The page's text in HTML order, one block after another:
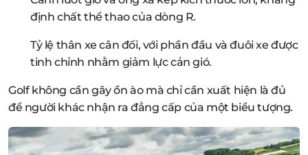
định chất thể thao của dòng R.
Tỷ lệ thân xe cân đối, với phần đầu và đuôi xe được
tinh chỉnh nhằm giảm lực cản gió.
Golf không cần gây ồn ào mà chỉ cần xuất hiện là đủ
để người khác nhận ra đẳng cấp của một biểu tượng.